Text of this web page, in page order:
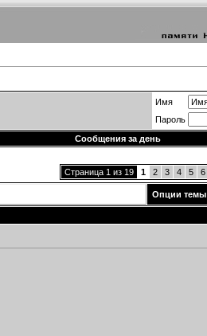
Имя
Пароль
Сообщения за день
Страница 1 из 19 1 2 3 4 5 6
Опции темы